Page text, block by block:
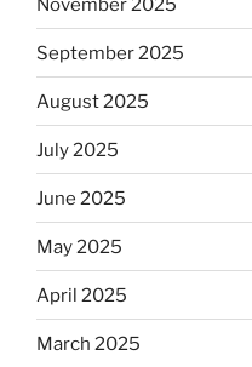
November 2025
September 2025
August 2025
July 2025
June 2025
May 2025
April 2025
March 2025